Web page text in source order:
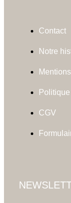
Contact
Notre
CGV